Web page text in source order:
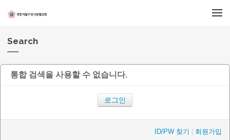
Search
통합 검색을 사용할 수 없습니다.
로그인
ID/PW 찾기 회원가입